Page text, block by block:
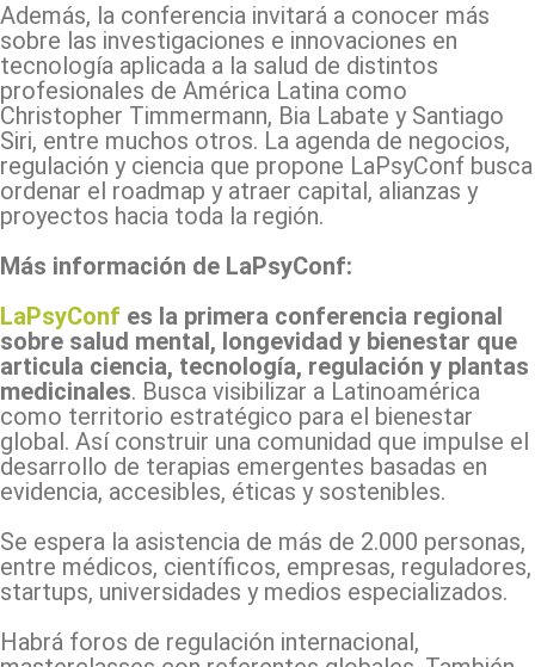
Además, la conferencia invitará a conocer más
sobre las investigaciones e innovaciones en
tecnología aplicada a la salud de distintos
profesionales de América Latina como
Christopher Timmermann, Bia Labate y Santiago
Siri, entre muchos otros. La agenda de negocios,
regulación y ciencia que propone LaPsyConf busca
ordenar el roadmap y atraer capital, alianzas y
proyectos hacia toda la región.
Más información de LaPsyConf:
LaPsyConf es la primera conferencia regional
sobre salud mental, longevidad y bienestar que
articula ciencia, tecnología, regulación y plantas
medicinales. Busca visibilizar a Latinoamérica
como territorio estratégico para el bienestar
global. Así construir una comunidad que impulse el
desarrollo de terapias emergentes basadas en
evidencia, accesibles, éticas y sostenibles.
Se espera la asistencia de más de 2.000 personas,
entre médicos, científicos, empresas, reguladores,
startups, universidades y medios especializados.
Habrá foros de regulación internacional,